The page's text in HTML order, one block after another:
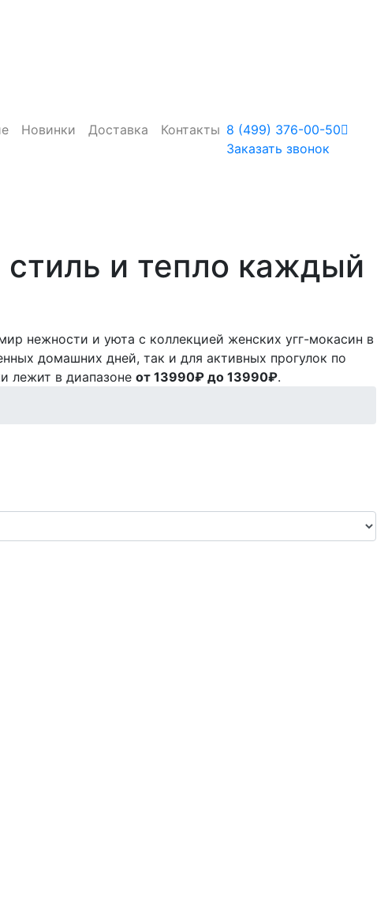
Новинки Доставка Контакты 8 (499) 376-00-50
Заказать звонок
и тепло каждый
нежности и уюта с коллекцией женских угг-мокасин в
домашних дней, так и для активных прогулок по
лежит в диапазоне от 13990₽ до 13990₽.